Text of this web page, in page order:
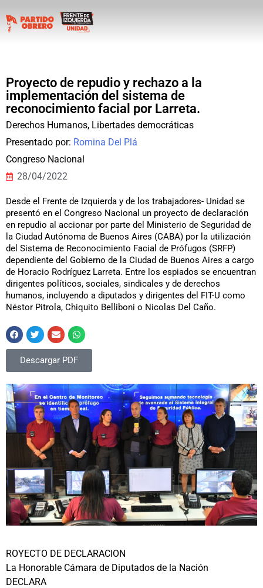
Proyecto de repudio y rechazo a la
implementación del sistema de
reconocimiento facial por Larreta.
Derechos Humanos, Libertades democráticas
Presentado por: Romina Del Plá
Congreso Nacional
28/04/2022
Desde el Frente de Izquierda y de los trabajadores- Unidad se
presentó en el Congreso Nacional un proyecto de declaración
en repudio al accionar por parte del Ministerio de Seguridad de
la Ciudad Autónoma de Buenos Aires (CABA) por la utilización
del Sistema de Reconocimiento Facial de Prófugos (SRFP)
dependiente del Gobierno de la Ciudad de Buenos Aires a cargo
de Horacio Rodríguez Larreta. Entre los espiados se encuentran
dirigentes políticos, sociales, sindicales y de derechos
humanos, incluyendo a diputados y dirigentes del FIT-U como
Néstor Pitrola, Chiquito Belliboni o Nicolas Del Caño.
Descargar PDF
ROYECTO DE DECLARACION
La Honorable Cámara de Diputados de la Nación
DECLARA